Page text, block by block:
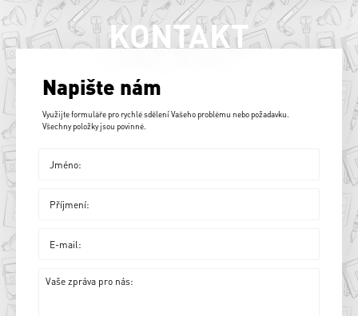
KONTAKT
Napište nám
Využijte formuláře pro rychlé sdělení Vašeho problému nebo požadavku.
Všechny položky jsou povinné.